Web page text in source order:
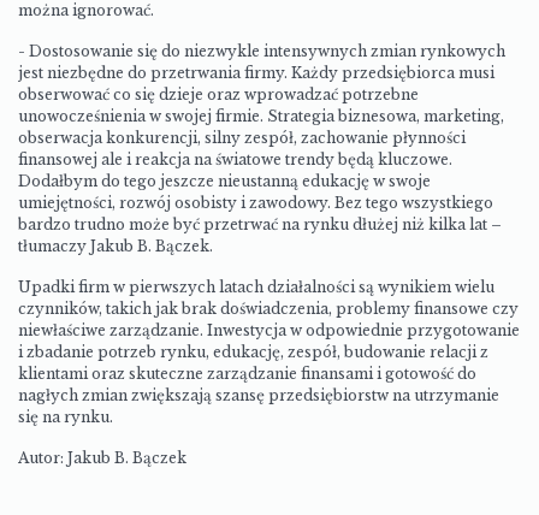
można ignorować.
- Dostosowanie się do niezwykle intensywnych zmian rynkowych
jest niezbędne do przetrwania firmy. Każdy przedsiębiorca musi
obserwować co się dzieje oraz wprowadzać potrzebne
unowocześnienia w swojej firmie. Strategia biznesowa, marketing,
obserwacja konkurencji, silny zespół, zachowanie płynności
finansowej ale i reakcja na światowe trendy będą kluczowe.
Dodałbym do tego jeszcze nieustanną edukację w swoje
umiejętności, rozwój osobisty i zawodowy. Bez tego wszystkiego
bardzo trudno może być przetrwać na rynku dłużej niż kilka lat –
tłumaczy Jakub B. Bączek.
Upadki firm w pierwszych latach działalności są wynikiem wielu
czynników, takich jak brak doświadczenia, problemy finansowe czy
niewłaściwe zarządzanie. Inwestycja w odpowiednie przygotowanie
i zbadanie potrzeb rynku, edukację, zespół, budowanie relacji z
klientami oraz skuteczne zarządzanie finansami i gotowość do
nagłych zmian zwiększają szansę przedsiębiorstw na utrzymanie
się na rynku.
Autor: Jakub B. Bączek